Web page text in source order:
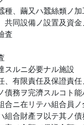
、繭又ハ蠶絲類ノ
共同設備ノ設置及資
査
スルニ必要ナル施設
有限責任及保證責任
務ヲ完濟スルコト
ニ在リテハ組合員
合財產ヲ以テ其ノ